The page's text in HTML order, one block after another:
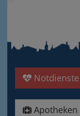
Notdienste
Apotheken